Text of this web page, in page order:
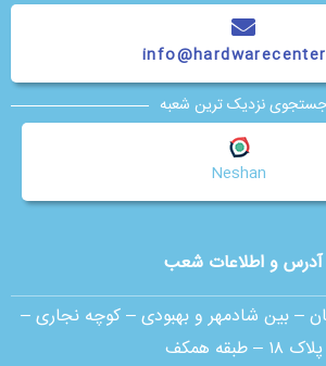
آدرس و اطلاعات شعب
– بین شادمهر و بهبودی – کوچه نجاری –
پلاک ۱۸ – طبقه همکف
جستجوی نزدیک ترین شعبه
Neshan